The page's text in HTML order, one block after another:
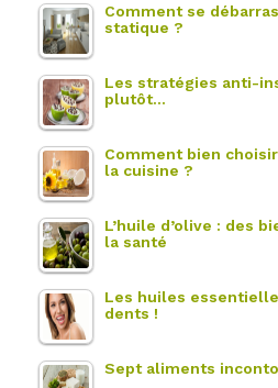
Comment se
statique ?
Les stratégies anti-
plutôt…
Comment bien
la cuisine ?
L’huile d’olive : des
la santé
Les huiles
dents !
Sept aliments